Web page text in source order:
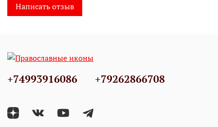
Написать отзыв
+74993916086 +79262866708